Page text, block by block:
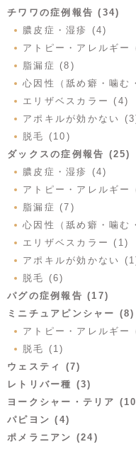
チワワの症例報告 (34)
膿皮症・湿疹 (4)
アトピー・アレルギー
脂漏症 (8)
心因性（舐め癖・噛む
エリザベスカラー (4)
アポキルが効かない
脱毛 (10)
ダックスの症例報告 (25)
膿皮症・湿疹 (4)
アトピー・アレルギー
脂漏症 (7)
心因性（舐め癖・噛む
エリザベスカラー (1)
アポキルが効かない
脱毛 (6)
パグの症例報告 (17)
ミニチュアピンシャー (8)
アトピー・アレルギー
脱毛 (1)
ウェスティ (7)
レトリバー種 (3)
ヨークシャー・テリア
パピヨン (4)
ポメラニアン (24)